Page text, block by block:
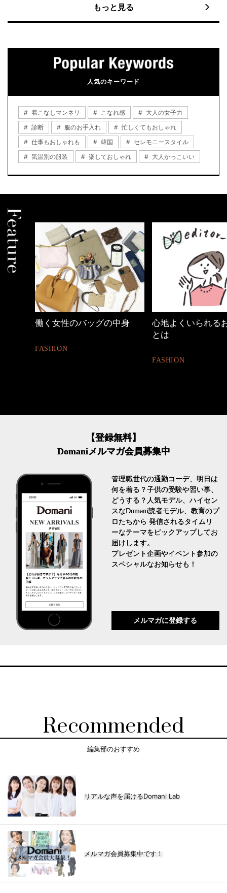
もっと見る
人気のキーワード
着こなしマンネリ こなれ感
大人の女子力
診断
服のお手入れ
忙しくてもおしゃれ
仕事もおしゃれも
韓国
セレモニースタイル
気温別の服装
楽しておしゃれ 大人かっこいい
心地よくいられるおしゃれ
【ワーママのきれ
ュアル通勤】
FASHION
【登録無料】
Domaniメルマガ会員募集中
管理職世代の通勤コーデ、明日は
何を着る？子供の受験や習い事、
どうする？人気モデル、ハイセン
スなDomani読者モデル、教育のプ
ロたちから 発信されるタイムリ
ーなテーマをピックアップしてお
届けします。
プレゼント企画やイベント参加の
スペシャルなお知らせも！
メルマガに登録する
Recommended
編集部のおすすめ
リアルな声を届けるDomani Lab
メルマガ会員募集中です！